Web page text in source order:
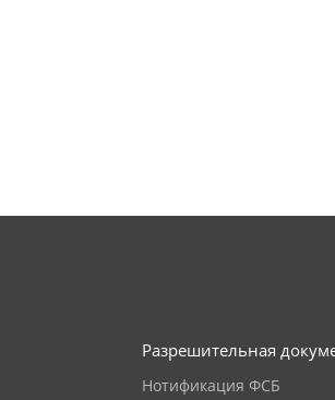
Разрешительная
Нотификация ФСБ